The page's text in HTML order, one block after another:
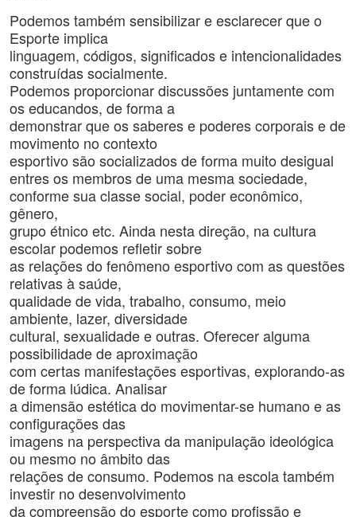
Podemos também sensibilizar e esclarecer que o
Esporte implica
linguagem, códigos, significados e intencionalidades
construídas socialmente.
Podemos proporcionar discussões juntamente com
os educandos, de forma a
demonstrar que os saberes e poderes corporais e de
movimento no contexto
esportivo são socializados de forma muito desigual
entres os membros de uma mesma sociedade,
conforme sua classe social, poder econômico,
gênero,
grupo étnico etc. Ainda nesta direção, na cultura
escolar podemos refletir sobre
as relações do fenômeno esportivo com as questões
relativas à saúde,
qualidade de vida, trabalho, consumo, meio
ambiente, lazer, diversidade
cultural, sexualidade e outras. Oferecer alguma
possibilidade de aproximação
com certas manifestações esportivas, explorando-as
de forma lúdica. Analisar
a dimensão estética do movimentar-se humano e as
configurações das
imagens na perspectiva da manipulação ideológica
ou mesmo no âmbito das
relações de consumo. Podemos na escola também
investir no desenvolvimento
da compreensão do esporte como profissão e